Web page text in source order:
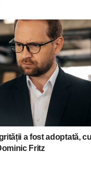
a fost adoptată,
Fritz